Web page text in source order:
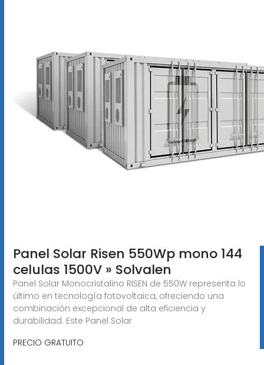
Panel Solar Risen 550Wp mono 144
celulas 1500V » Solvalen
Panel Solar Monocristalino RISEN de 550W representa lo
último en tecnología fotovoltaica, ofreciendo una
combinación excepcional de alta eficiencia y
durabilidad. Este Panel Solar
PRECIO GRATUITO